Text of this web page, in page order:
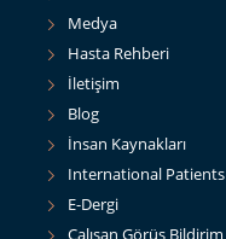
Medya
Hasta Rehberi
İletişim
Blog
İnsan Kaynakları
International Patients
E-Dergi
Çalışan Görüş Bildirim